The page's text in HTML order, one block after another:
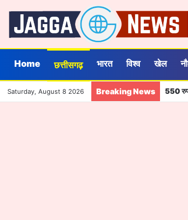
Home छत्तीसगढ़ भारत विश्व खेल
Saturday, August 8 2026 Breaking News 550